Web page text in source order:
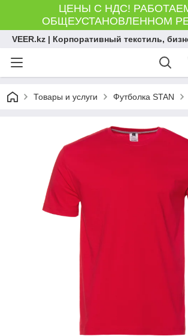
ЦЕНЫ С НДС!
ОБЩЕУСТАНОВЛЕННОМ
VEER.kz | Корпоративный текстиль,
Товары и услуги Футболка STAN